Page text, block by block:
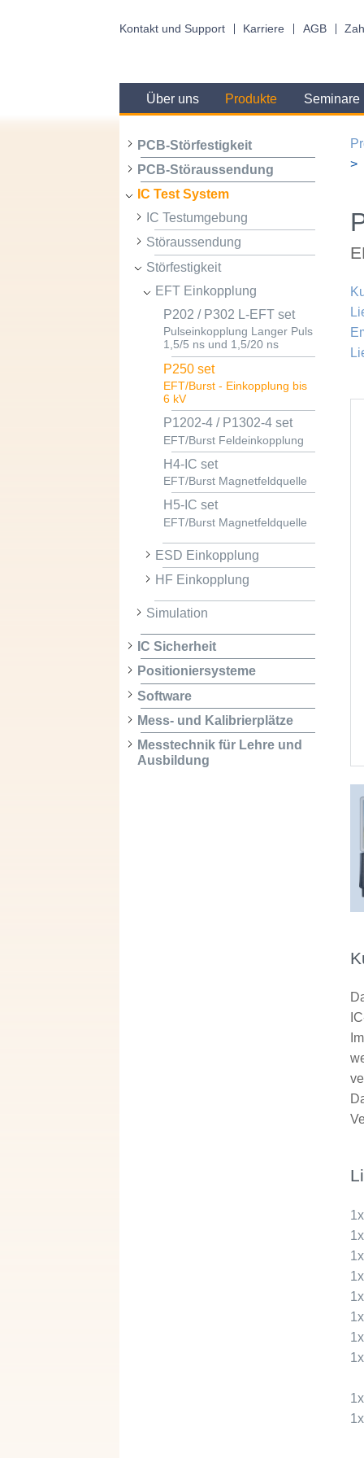
Kontakt und Support Karriere AGB
Über uns Produkte Seminare
PCB-Störfestigkeit
PCB-Störaussendung
IC Test System
IC Testumgebung
Störaussendung
Störfestigkeit
EFT Einkopplung
P202 / P302 L-EFT set
Pulseinkopplung Langer Puls
1,5/5 ns und 1,5/20 ns
P250 set
EFT/Burst - Einkopplung bis
6 kV
P1202-4 / P1302-4 set
EFT/Burst Feldeinkopplung
H4-IC set
EFT/Burst Magnetfeldquelle
H5-IC set
EFT/Burst Magnetfeldquelle
ESD Einkopplung
HF Einkopplung
Simulation
IC Sicherheit
Positioniersysteme
Software
Mess- und Kalibrierplätze
Messtechnik für Lehre und
Ausbildung
1x
1x
1x
1x
1x
1x
1x
1x
1x
1x